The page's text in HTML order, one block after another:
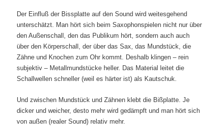
Der Einfluß der Bissplatte auf den Sound wird weitesgehend
unterschätzt. Man hört sich beim Saxophonspielen nicht nur über
den Außenschall, den das Publikum hört, sondern auch auch
über den Körperschall, der über das Sax, das Mundstück, die
Zähne und Knochen zum Ohr kommt. Deshalb klingen – rein
subjektiv – Metallmundstücke heller. Das Material leitet die
Schallwellen schneller (weil es härter ist) als Kautschuk.
Und zwischen Mundstück und Zähnen klebt die Bißplatte. Je
dicker und weicher, desto mehr wird gedämpft und man hört sich
von außen (realer Sound) relativ mehr.